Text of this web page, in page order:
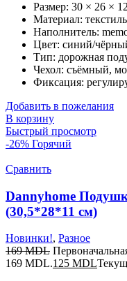
Размер: 30 × 26 ×
Материал:
Наполнитель:
Цвет: синий/
Тип: дорожная
Чехол: съёмный,
Фиксация:
Добавить в пожелания
В корзину
Быстрый просмотр
-26% Горячий
Сравнить
Dannyhome
(30,5*28*11 см)
Новинки!, Разное
169MDL
169 MDL.125 MDL